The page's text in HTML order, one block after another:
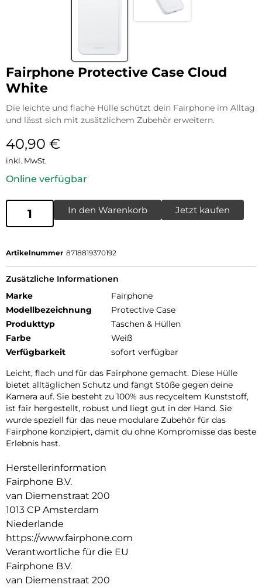
Fairphone Protective Case Cloud
White
Die leichte und flache Hülle schützt dein Fairphone im Alltag
und lässt sich mit zusätzlichem Zubehör erweitern.
40,90 €
inkl. MwSt.
Online verfügbar
In den Warenkorb Jetzt kaufen
Artikelnummer 8718819370192
Zusätzliche Informationen
Marke
Fairphone
Modellbezeichnung
Protective Case
Produkttyp
Taschen & Hüllen
Farbe
Weiß
Verfügbarkeit
sofort verfügbar
Leicht, flach und für das Fairphone gemacht. Diese Hülle
bietet alltäglichen Schutz und fängt Stöße gegen deine
Kamera auf. Sie besteht zu 100% aus recyceltem Kunststoff,
ist fair hergestellt, robust und liegt gut in der Hand. Sie
wurde speziell für das neue modulare Zubehör für das
Fairphone konzipiert, damit du ohne Kompromisse das beste
Erlebnis hast.
Herstellerinformation
Fairphone B.V.
van Diemenstraat 200
1013 CP Amsterdam
Niederlande
https://www.fairphone.com
Verantwortliche für die EU
Fairphone B.V.
van Diemenstraat 200